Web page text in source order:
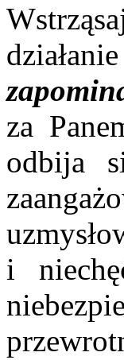
za
odbija
i